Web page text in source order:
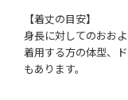
【着丈の目安】
身長に対してのおおよ
着用する方の体型、
もあります。